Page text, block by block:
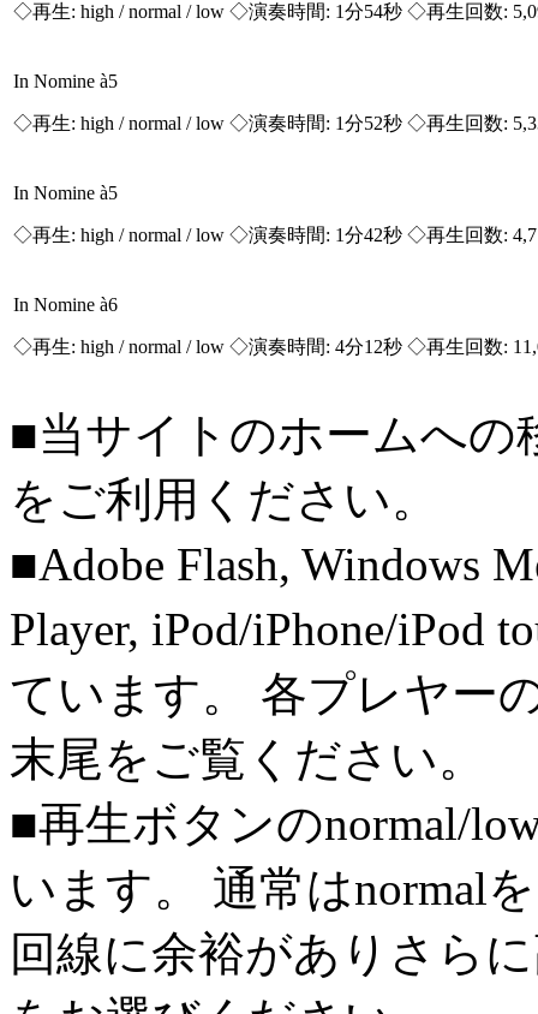
◇再生: high / normal / low ◇演奏時間: 1分54秒 ◇再生回数:
In Nomine à5
◇再生: high / normal / low ◇演奏時間: 1分52秒 ◇再生回数:
In Nomine à5
◇再生: high / normal / low ◇演奏時間: 1分42秒 ◇再生回数:
In Nomine à6
◇再生: high / normal / low ◇演奏時間: 4分12秒 ◇再生回数:
■当サイトのホームへの
をご利用ください。
■Adobe Flash, Windows
Player, iPod/iPhone/iPod
ています。 各プレヤー
末尾をご覧ください。
■再生ボタンのnormal/
います。 通常はnormal
回線に余裕がありさら